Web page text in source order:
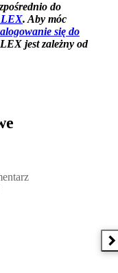
do
LEX. Aby móc
się do
jest zależny od
[PRZEDSPRZEDAŻ],